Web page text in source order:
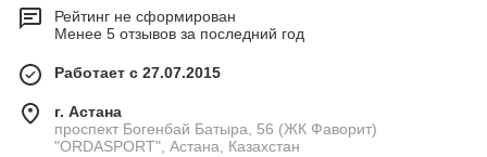
Рейтинг не сформирован
Менее 5 отзывов за последний год
Работает с 27.07.2015
г. Астана
проспект Богенбай Батыра, 56 (ЖК Фаворит)
"ORDASPORT", Астана, Казахстан